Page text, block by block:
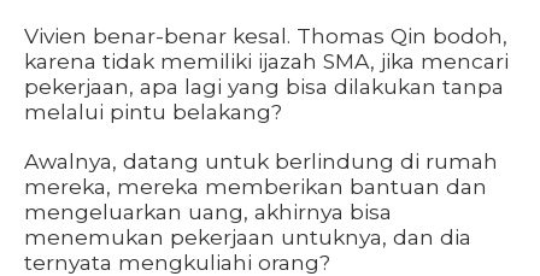
Vivien benar-benar kesal. Thomas Qin bodoh,
karena tidak memiliki ijazah SMA, jika mencari
pekerjaan, apa lagi yang bisa dilakukan tanpa
melalui pintu belakang?
Awalnya, datang untuk berlindung di rumah
mereka, mereka memberikan bantuan dan
mengeluarkan uang, akhirnya bisa
menemukan pekerjaan untuknya, dan dia
ternyata mengkuliahi orang?